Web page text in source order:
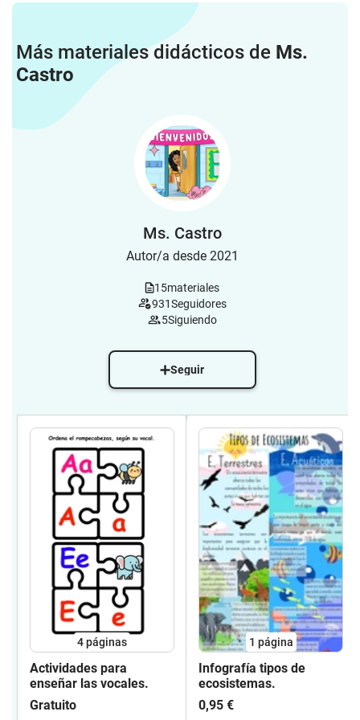
Más materiales didácticos de Ms.
Castro
Ms. Castro
Autor/a desde 2021
15materiales
931Seguidores
5Siguiendo
Seguir
4páginas
Actividades para
enseñar las vocales.
Gratuito
1 página
Infografía tipos de
ecosistemas.
0,95 €